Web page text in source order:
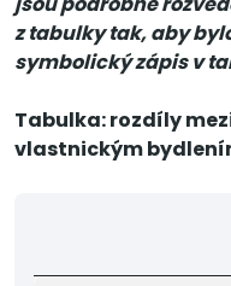
z tabulky tak, aby
symbolický zápis v
Tabulka: rozdíly
vlastnickým